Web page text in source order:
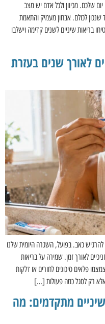
שלכם. מכיוון ולכל אדם יש מצב
שנכון לכולם. אבחון מעמיק והתאמת
בריאות שיניים לשנים קדימה וישלבו
לאורך שנים בעזרת
כאב. בפועל, השגרה היומית שלנו
לאורך זמן. שמירה על בריאות
פלאים סיכונים לחורים או דלקות
רק לסגל כמה פעולות […]
מתקדמים: מה